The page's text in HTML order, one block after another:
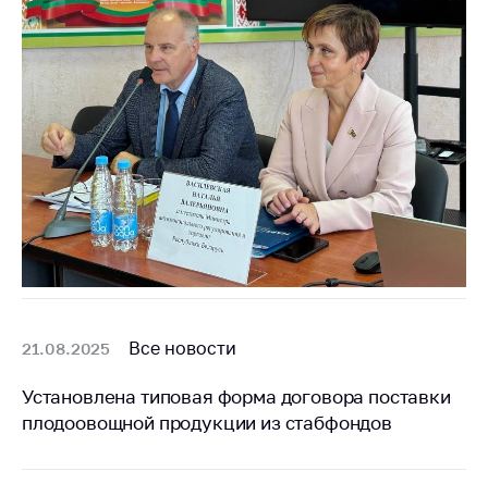
Пресс-служба
Вышестоящий
государственный
орган
Важное на сайте
Сообщить о росте
цен
Ценообразование
на лекарственные
назначения и
технику
Решение Комиссии
21.08.2025 Все новости
Установлена типовая форма договора поставки
плодоовощной продукции из стабфондов